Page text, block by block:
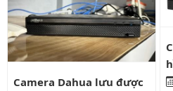
Camera Dahua lưu được bao
Camera Dahua lưu được